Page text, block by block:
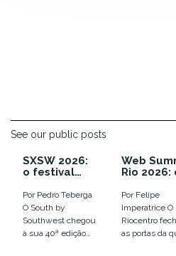
See our public posts
SXSW 2026:
o festival
as
tendências e
colocou o
humano em
xeque
Por Pedro Teberga
O South by
Southwest chegou
à sua 40ª edição
Web
Rio 2026:
euforia
IA virou
disputa
a
Por Felipe
Imperatrice O
Riocentro
as portas da